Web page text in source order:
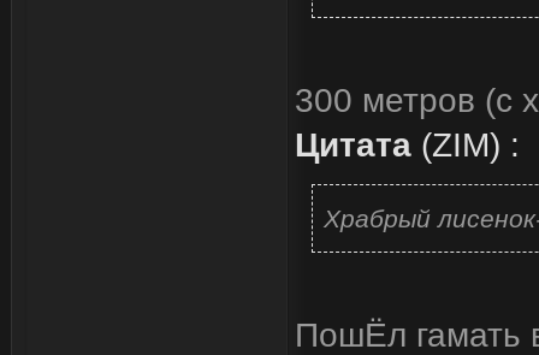
300 метров (с
Цитата (ZIM) :
Храбрый
ПошЁл гамать